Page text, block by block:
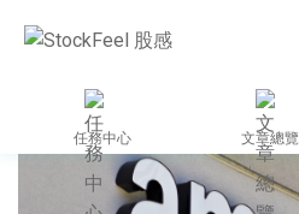
任務中心 文章總覽